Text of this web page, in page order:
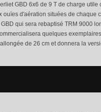
GBD 6x6 de 9 T de charge
ouïes d'aération situées de chaque
qui sera rebaptisé TRM 9000
quelques
de 26 cm et donnera la